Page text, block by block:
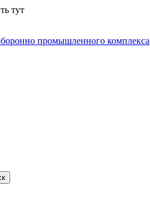
тут
промышленного комплекса